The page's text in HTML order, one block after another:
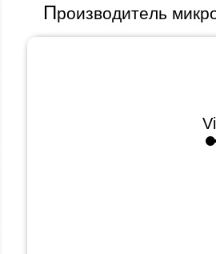
Производитель